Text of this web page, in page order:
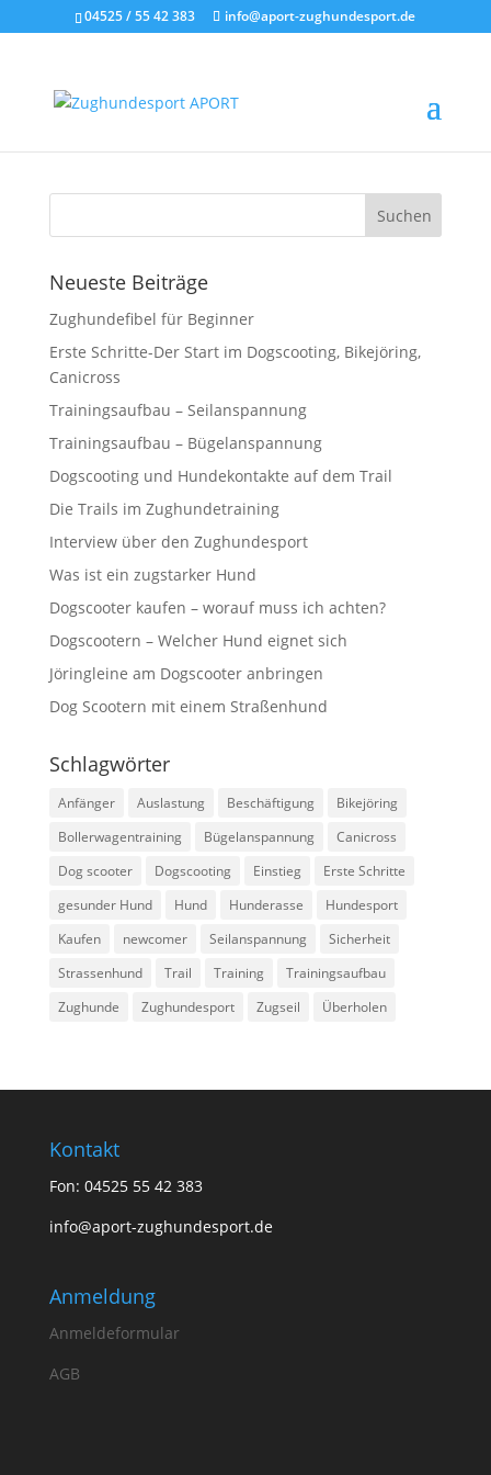
04525 / 55 42 383 info@aport-zughundesport.de
Neueste Beiträge
Zughundefibel für Beginner
Erste Schritte-Der Start im Dogscooting, Bikejöring,
Canicross
Trainingsaufbau – Seilanspannung
Trainingsaufbau – Bügelanspannung
Dogscooting und Hundekontakte auf dem Trail
Die Trails im Zughundetraining
Interview über den Zughundesport
Was ist ein zugstarker Hund
Dogscooter kaufen – worauf muss ich achten?
Dogscootern – Welcher Hund eignet sich
Jöringleine am Dogscooter anbringen
Dog Scootern mit einem Straßenhund
Schlagwörter
Anfänger Auslastung Beschäftigung
Bikejöring
Bollerwagentraining
Bügelanspannung
Canicross
Dog scooter
Dogscooting Einstieg
Erste Schritte
gesunder Hund
Hund Hunderasse
Hundesport
Kaufen
newcomer Seilanspannung
Sicherheit
Strassenhund
Trail Training
Trainingsaufbau
Zughunde
Zughundesport Zugseil Überholen
Kontakt
Fon: 04525 55 42 383
info@aport-zughundesport.de
Anmeldung
Anmeldeformular
AGB